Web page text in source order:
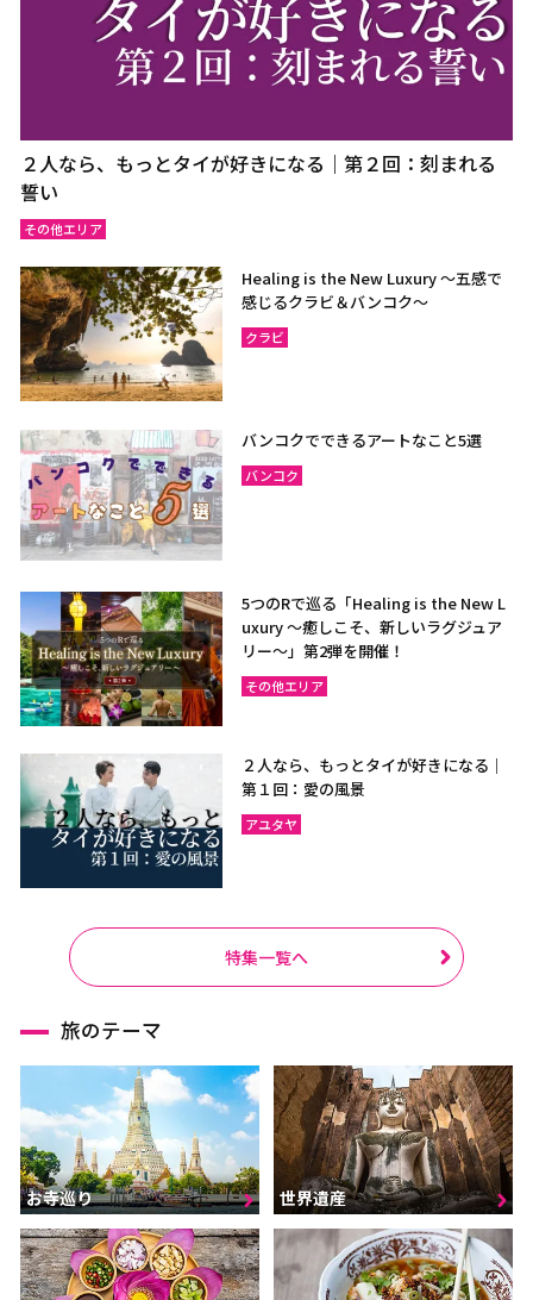
２人なら、もっとタイが好きになる｜第２回：刻まれる
誓い
その他エリア
Healing is the New Luxury ～五感で
感じるクラビ＆バンコク～
クラビ
バンコクでできるアートなこと5選
バンコク
5つのRで巡る「Healing is the New L
uxury ～癒しこそ、新しいラグジュア
リー〜」第2弾を開催！
その他エリア
２人なら、もっとタイが好きになる｜
第１回：愛の風景
アユタヤ
特集一覧へ
旅のテーマ
お寺巡り 世界遺産